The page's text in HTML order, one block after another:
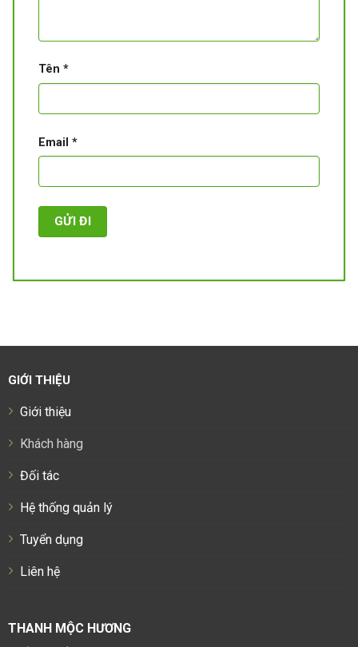
Tên *
Email *
GIỚI THIỆU
Giới thiệu
Khách hàng
Đối tác
Hệ thống quản lý
Tuyển dụng
Liên hệ
THANH MỘC HƯƠNG